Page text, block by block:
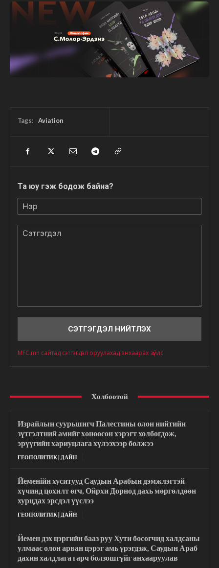
Tags: Aviation
Та юу гэж бодож байна?
MFC.mn сайтад сэтгэгдэл оруулахад анхаарах зүйлс
Холбоотой
Израйлын суурьшигч Палестины олон нийтийн
зүтгэлтний амийг хөнөөсөн хэрэгт холбогдож,
эрүүгийн хариуцлага хүлээхээр болжээ
ГЕОПОЛИТИК | ДАЙН
Йеменійн хуситууд Саудын Арабын дэмжлэгтэй
хүчинд цохилт өгч, Ойрхи Дорнод дахь мөргөлдөөн
хурцдах эрсдэл үүслээ
ГЕОПОЛИТИК | ДАЙН
Йемен дэх цэргийн бааз руу Хути босогчид халдсаны
улмаас олон арван цэрэг амь үрэгдэж, Саудын Араб
дахин халдлага гарч болзошгүйг анхааруулав